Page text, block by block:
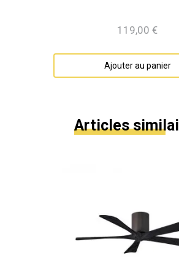
Prix
119,00 €
Ajouter au panier
Articles